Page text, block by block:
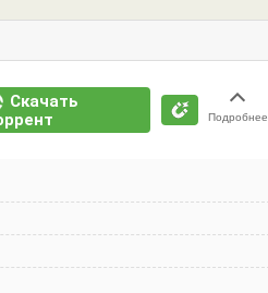
Скачать
Подробнее